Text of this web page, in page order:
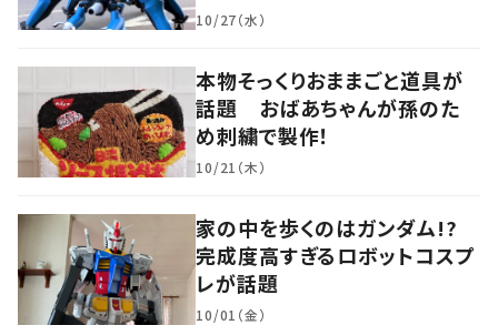
10/27（水）
本物そっくりおままごと道具が
話題 おばあちゃんが孫のた
め刺繍で製作！
10/21（木）
家の中を歩くのはガンダム!?
完成度高すぎるロボットコスプ
レが話題
10/01（金）